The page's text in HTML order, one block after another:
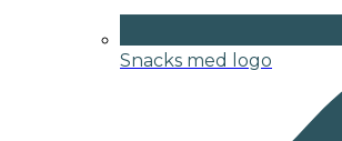
Snacks med logo